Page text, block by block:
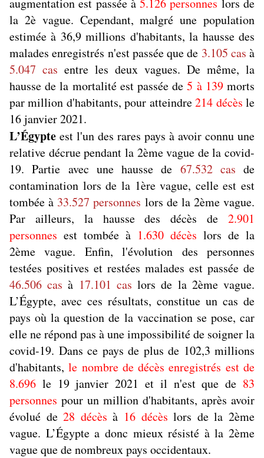
la 2è vague. Cependant, malgré une population
estimée à 36,9 millions d'habitants, la hausse des
malades enregistrés n'est passée que de 3.105 cas à
5.047 cas entre les deux vagues. De même, la
hausse de la mortalité est passée de5 à 139morts
par million d'habitants, pour atteindre214 décès le
16 janvier 2021.
L’Égypte est l'un des rares pays à avoir connu une
relative décrue pendant la 2ème vague de la covid-
19. Partie avec une hausse de 67.532 cas de
contamination lors de la 1ère vague, celle est est
tombée à 33.527 personnes lors de la 2ème vague.
Par ailleurs, la hausse des décès de 2.901
personnes est tombée à 1.630 décès lors de la
2ème vague. Enfin, l'évolution des personnes
testées positives et restées malades est passée de
46.506 cas à 17.101 cas lors de la 2ème vague.
L’Égypte, avec ces résultats, constitue un cas de
pays où la question de la vaccination se pose, car
elle ne répond pas à une impossibilité de soigner la
covid-19. Dans ce pays de plus de 102,3 millions
d'habitants,le nombre de décès enregistrés est de
8.696 le 19 janvier 2021 et il n'est que de 83
personnes pour un million d'habitants, après avoir
évolué de28 décès à 16 décès lors de la 2ème
vague. L’Égypte a donc mieux résisté à la 2ème
vague que de nombreux pays occidentaux.